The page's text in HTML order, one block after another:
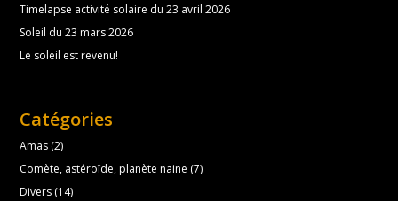
Timelapse activité solaire du 23 avril 2026
Soleil du 23 mars 2026
Le soleil est revenu!
Catégories
Amas (2)
Comète, astéroïde, planète naine (7)
Divers (14)